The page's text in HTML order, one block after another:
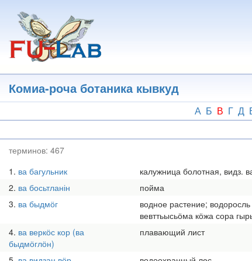
основному
содержанию
Комиа-роча ботаника кывкуд
А Б В Г Д
терминов: 467
1 ва багульник
калужница болотная, видз.
2 ва босьтланін
пойма
3 ва быдмӧг
водное растение;
вевттьысьӧма кӧжа сора
4 ва веркӧс кор (ва
быдмӧглӧн)
плавающий лист